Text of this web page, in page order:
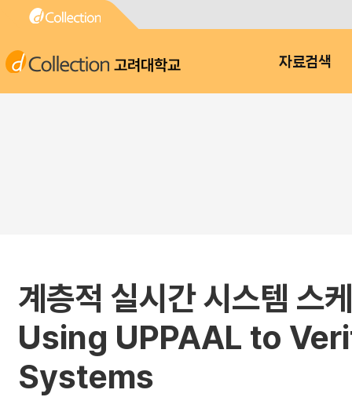
고려대학교 자료검색
계층적 실시간 시스템 스
Using UPPAAL to
Systems